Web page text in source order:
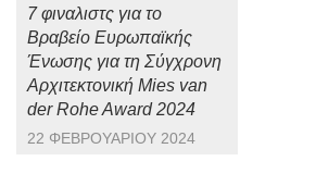
7 φιναλιστς για το
Βραβείο Ευρωπαϊκής
Ένωσης για τη Σύγχρονη
Αρχιτεκτονική Mies van
der Rohe Award 2024
22 ΦΕΒΡΟΥΑΡΊΟΥ 2024